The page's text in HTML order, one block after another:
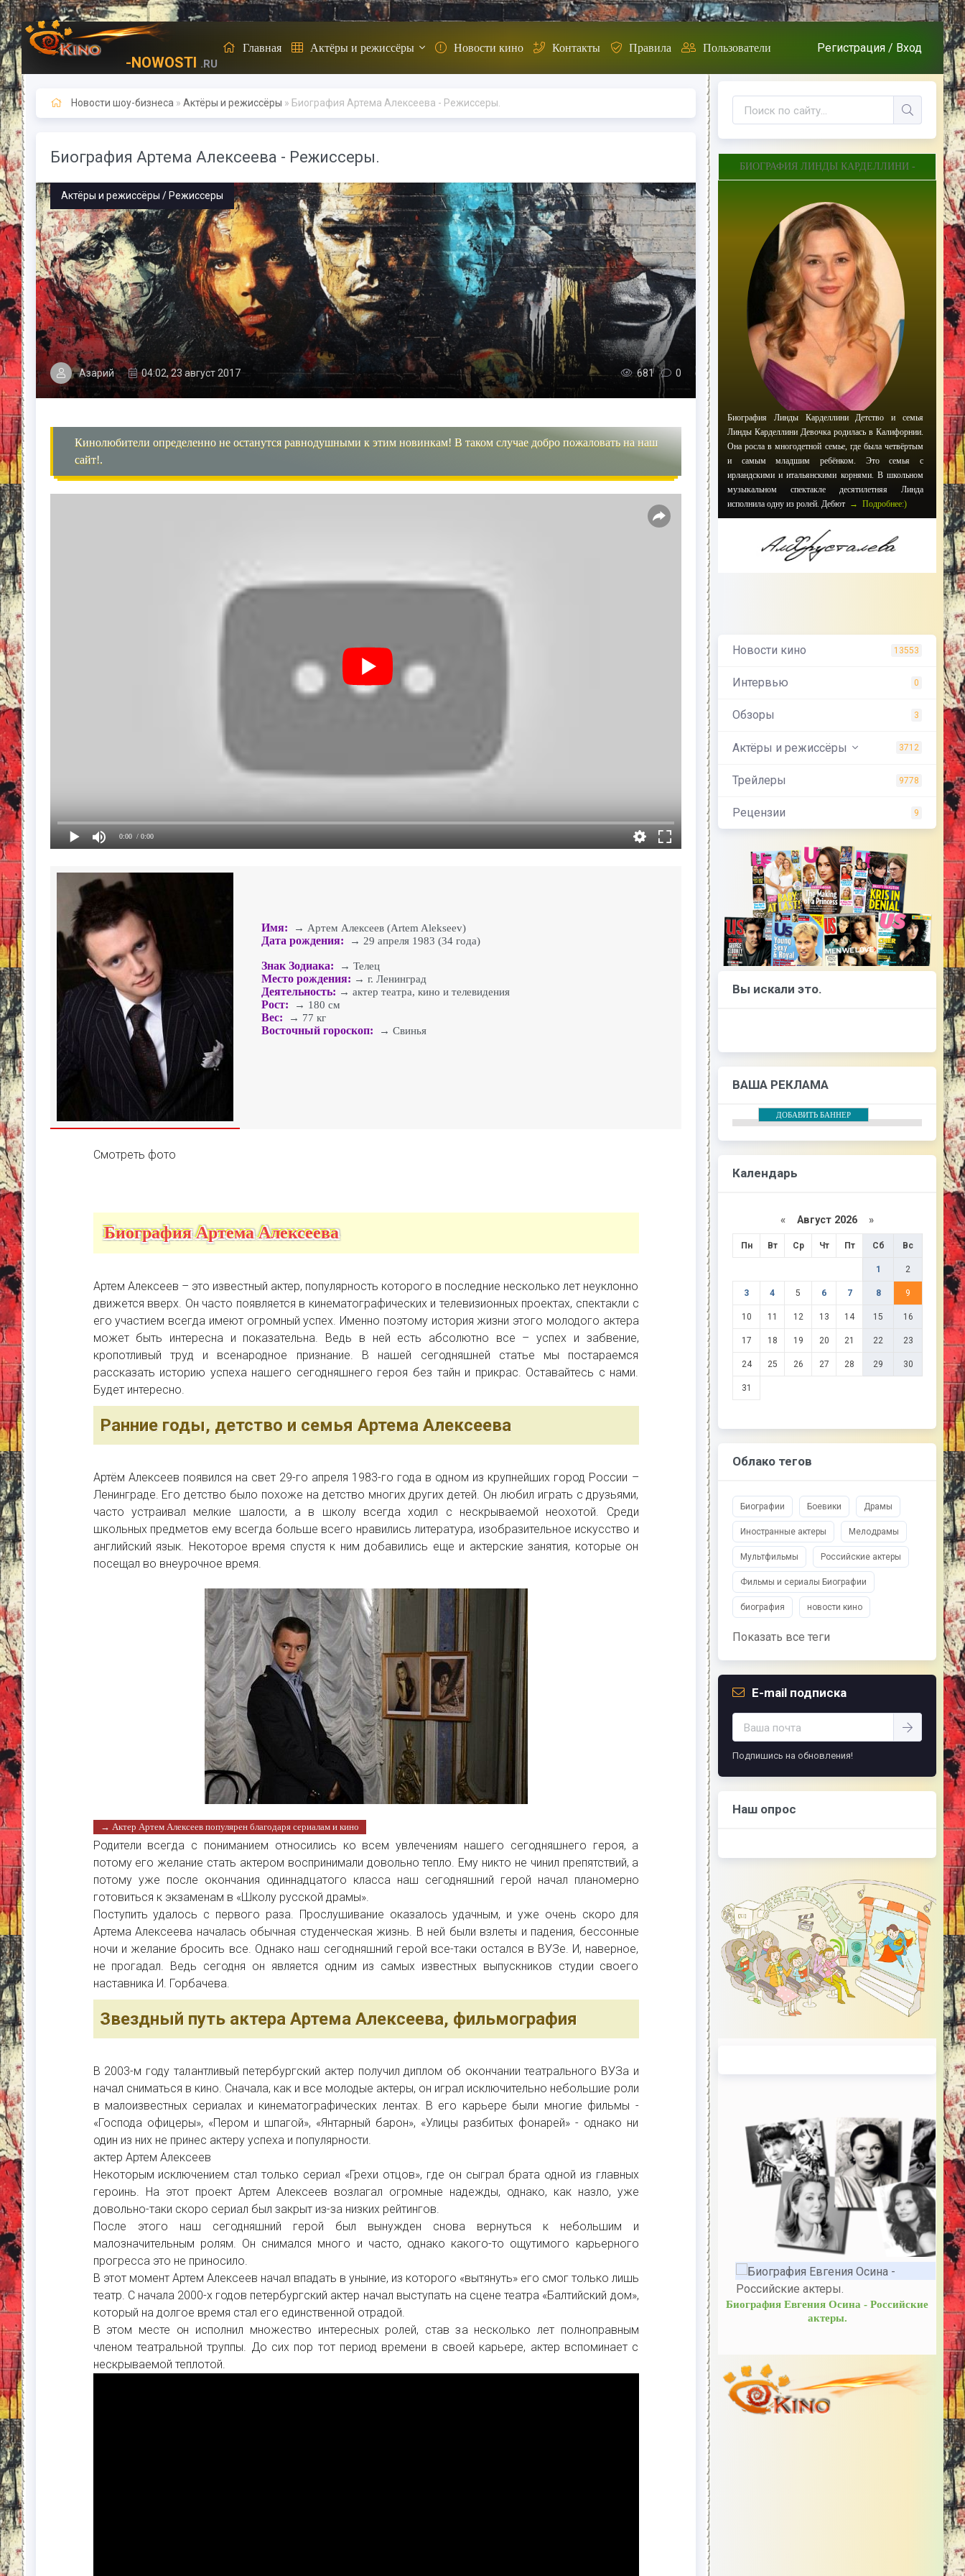
-NOWOSTI .RU
Главная Актёры и режиссёры Новости кино Контакты Правила Пользователи Регистрация / Вход
Новости шоу-бизнеса » Актёры и режиссёры » Биография Артема Алексеева - Режиссеры.
Биография Артема Алексеева - Режиссеры.
Актёры и режиссёры / Режиссеры
Азарий 04:02, 23 август 2017 681 0
Кинолюбители определенно не останутся равнодушными к этим новинкам! В таком случае добро пожаловать на наш
сайт!.
0:00 / 0:00
Имя: → Артем Алексеев (Artem Alekseev)
Дата рождения: → 29 апреля 1983 (34 года)
Знак Зодиака: → Телец
Место рождения: → г. Ленинград
Деятельность: → актер театра, кино и телевидения
Рост: → 180 см
Вес: → 77 кг
Восточный гороскоп: → Свинья
Смотреть фото
Биография Артема Алексеева
Артем Алексеев – это известный актер, популярность которого в последние несколько лет неуклонно
движется вверх. Он часто появляется в кинематографических и телевизионных проектах, спектакли с
его участием всегда имеют огромный успех. Именно поэтому история жизни этого молодого актера
может быть интересна и показательна. Ведь в ней есть абсолютно все – успех и забвение,
кропотливый труд и всенародное признание. В нашей сегодняшней статье мы постараемся
рассказать историю успеха нашего сегодняшнего героя без тайн и прикрас. Оставайтесь с нами.
Будет интересно.
Ранние годы, детство и семья Артема Алексеева
Артём Алексеев появился на свет 29-го апреля 1983-го года в одном из крупнейших город России –
Ленинграде. Его детство было похоже на детство многих других детей. Он любил играть с друзьями,
часто устраивал мелкие шалости, а в школу всегда ходил с нескрываемой неохотой. Среди
школьных предметов ему всегда больше всего нравились литература, изобразительное искусство и
английский язык. Некоторое время спустя к ним добавились еще и актерские занятия, которые он
посещал во внеурочное время.
→ Актер Артем Алексеев популярен благодаря сериалам и кино
Родители всегда с пониманием относились ко всем увлечениям нашего сегодняшнего героя, а
потому его желание стать актером воспринимали довольно тепло. Ему никто не чинил препятствий, а
потому уже после окончания одиннадцатого класса наш сегодняшний герой начал планомерно
готовиться к экзаменам в «Школу русской драмы».
Поступить удалось с первого раза. Прослушивание оказалось удачным, и уже очень скоро для
Артема Алексеева началась обычная студенческая жизнь. В ней были взлеты и падения, бессонные
ночи и желание бросить все. Однако наш сегодняшний герой все-таки остался в ВУЗе. И, наверное,
не прогадал. Ведь сегодня он является одним из самых известных выпускников студии своего
наставника И. Горбачева.
Звездный путь актера Артема Алексеева, фильмография
В 2003-м году талантливый петербургский актер получил диплом об окончании театрального ВУЗа и
начал сниматься в кино. Сначала, как и все молодые актеры, он играл исключительно небольшие роли
в малоизвестных сериалах и кинематографических лентах. В его карьере были многие фильмы -
«Господа офицеры», «Пером и шпагой», «Янтарный барон», «Улицы разбитых фонарей» - однако ни
один из них не принес актеру успеха и популярности.
актер Артем Алексеев
Некоторым исключением стал только сериал «Грехи отцов», где он сыграл брата одной из главных
героинь. На этот проект Артем Алексеев возлагал огромные надежды, однако, как назло, уже
довольно-таки скоро сериал был закрыт из-за низких рейтингов.
После этого наш сегодняшний герой был вынужден снова вернуться к небольшим и
малозначительным ролям. Он снимался много и часто, однако какого-то ощутимого карьерного
прогресса это не приносило.
В этот момент Артем Алексеев начал впадать в уныние, из которого «вытянуть» его смог только лишь
театр. С начала 2000-х годов петербургский актер начал выступать на сцене театра «Балтийский дом»,
который на долгое время стал его единственной отрадой.
В этом месте он исполнил множество интересных ролей, став за несколько лет полноправным
членом театральной труппы. До сих пор тот период времени в своей карьере, актер вспоминает с
нескрываемой теплотой.
БИОГРАФИЯ ЛИНДЫ КАРДЕЛЛИНИ -
Биография Линды Карделлини Детство и семья
Линды Карделлини Девочка родилась в Калифорнии.
Она росла в многодетной семье, где была четвёртым
и самым младшим ребёнком. Это семья с
ирландскими и итальянскими корнями. В школьном
музыкальном спектакле десятилетняя Линда
исполнила одну из ролей. Дебют → Подробнее:)
Новости кино 13553
Интервью 0
Обзоры 3
Актёры и режиссёры 3712
Трейлеры 9778
Рецензии 9
Вы искали это.
ВАША РЕКЛАМА
ДОБАВИТЬ БАННЕР
Календарь
« Август 2026 »
Пн Вт Ср Чт Пт Сб Вс
1 2
3 4 5 6 7 8 9
10 11 12 13 14 15 16
17 18 19 20 21 22 23
24 25 26 27 28 29 30
31
Облако тегов
Биографии Боевики Драмы
Иностранные актеры Мелодрамы
Мультфильмы Российские актеры
Фильмы и сериалы Биографии
биография новости кино
Показать все теги
E-mail подписка
Подпишись на обновления!
Наш опрос
Биография Евгения Осина - Российские
актеры.